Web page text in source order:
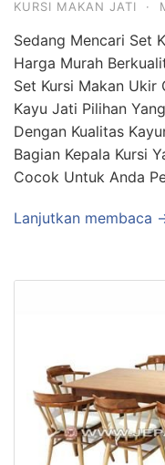
KURSI MAKAN JATI ·
Sedang Mencari Set
Harga Murah
Set Kursi Makan Ukir
Kayu Jati Pilihan
Dengan Kualitas
Bagian Kepala Kursi
Cocok Untuk Anda
Lanjutkan membaca